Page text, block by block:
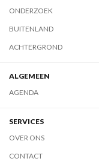
ONDERZOEK
BUITENLAND
ACHTERGROND
ALGEMEEN
AGENDA
SERVICES
OVER ONS
CONTACT